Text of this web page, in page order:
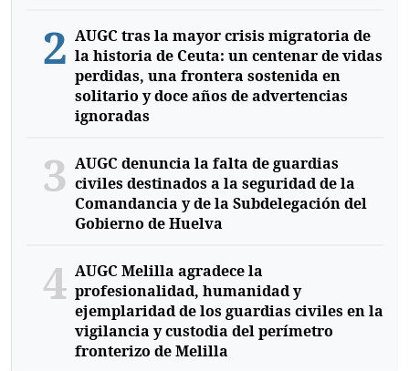
2 AUGC tras la mayor crisis migratoria de
la historia de Ceuta: un centenar de vidas
perdidas, una frontera sostenida en
solitario y doce años de advertencias
ignoradas
3 AUGC denuncia la falta de guardias
civiles destinados a la seguridad de la
Comandancia y de la Subdelegación del
Gobierno de Huelva
4 AUGC Melilla agradece la
profesionalidad, humanidad y
ejemplaridad de los guardias civiles en la
vigilancia y custodia del perímetro
fronterizo de Melilla